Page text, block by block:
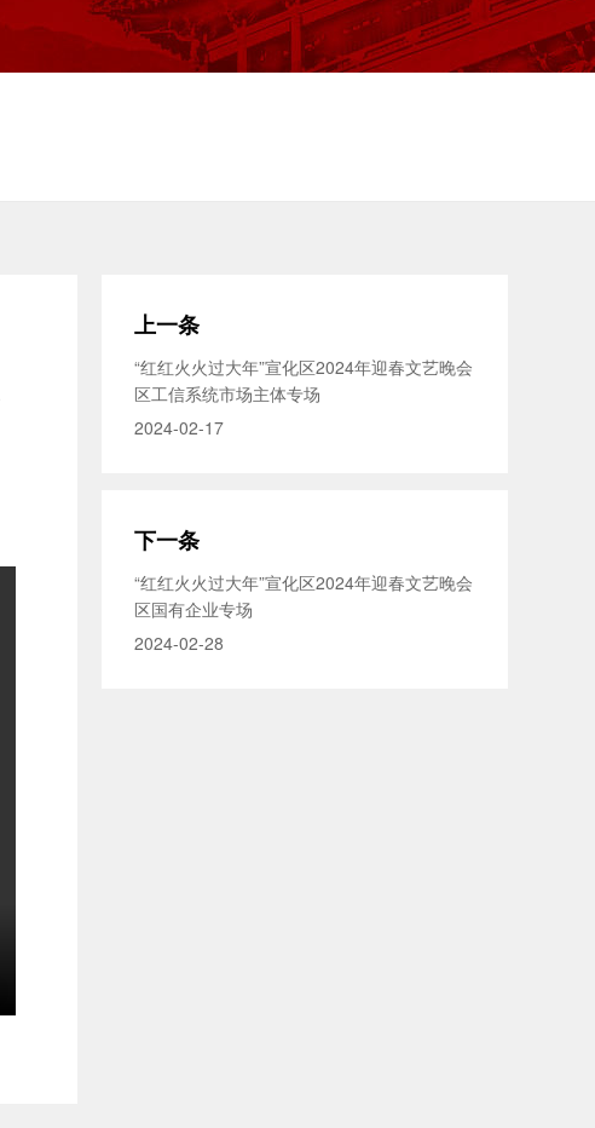
上一条
“红红火火过大年”宣化区2024年迎春文艺晚会
区工信系统市场主体专场
2024-02-17
下一条
“红红火火过大年”宣化区2024年迎春文艺晚会
区国有企业专场
2024-02-28